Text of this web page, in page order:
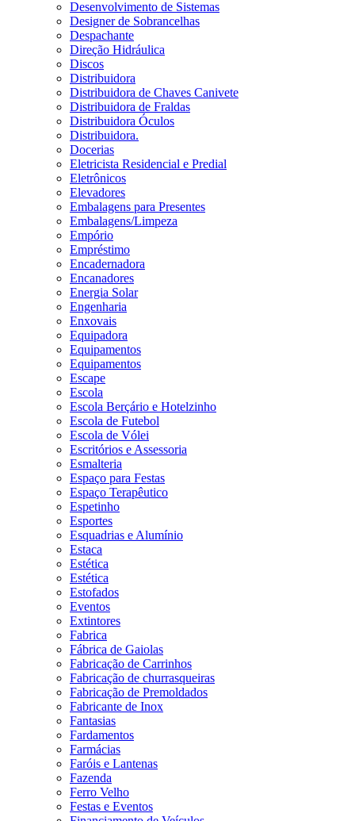
Desenvolvimento de Sistemas
Designer de Sobrancelhas
Despachante
Direção Hidráulica
Discos
Distribuidora
Distribuidora de Chaves Canivete
Distribuidora de Fraldas
Distribuidora Óculos
Distribuidora.
Docerias
Eletricista Residencial e Predial
Eletrônicos
Elevadores
Embalagens para Presentes
Embalagens/Limpeza
Empório
Empréstimo
Encadernadora
Encanadores
Energia Solar
Engenharia
Enxovais
Equipadora
Equipamentos
Equipamentos
Escape
Escola
Escola Berçário e Hotelzinho
Escola de Futebol
Escola de Vólei
Escritórios e Assessoria
Esmalteria
Espaço para Festas
Espaço Terapêutico
Espetinho
Esportes
Esquadrias e Alumínio
Estaca
Estética
Estética
Estofados
Eventos
Extintores
Fabrica
Fábrica de Gaiolas
Fabricação de Carrinhos
Fabricação de churrasqueiras
Fabricação de Premoldados
Fabricante de Inox
Fantasias
Fardamentos
Farmácias
Faróis e Lantenas
Fazenda
Ferro Velho
Festas e Eventos